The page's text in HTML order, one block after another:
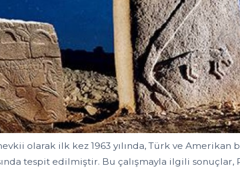
olarak ilk kez 1963 yılında, Türk ve Amerikan
tespit edilmiştir. Bu çalışmayla ilgili sonuçlar,